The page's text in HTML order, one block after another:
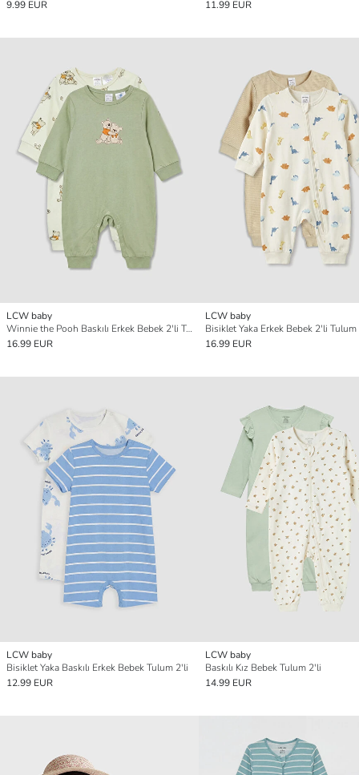
9.99 EUR 11.99 EUR
LCW baby
Winnie the Pooh Baskılı Erkek Bebek 2'li Tulum
16.99 EUR
LCW baby
Bisiklet Yaka Erkek Bebek 2'li Tulum
16.99 EUR
LCW baby
Bisiklet Yaka Baskılı Erkek Bebek Tulum 2'li
12.99 EUR
LCW baby
Baskılı Kız Bebek Tulum 2'li
14.99 EUR